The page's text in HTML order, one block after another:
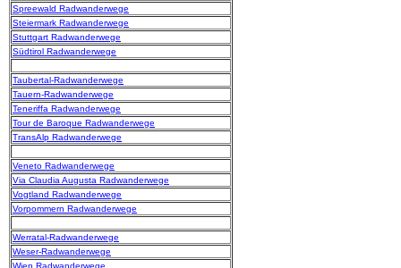
Spreewald Radwanderwege
Steiermark Radwanderwege
Stuttgart Radwanderwege
Südtirol Radwanderwege
Taubertal-Radwanderwege
Tauern-Radwanderwege
Teneriffa Radwanderwege
Tour de Baroque Radwanderwege
TransAlp Radwanderwege
Veneto Radwanderwege
Via Claudia Augusta Radwanderwege
Vogtland Radwanderwege
Vorpommern Radwanderwege
Werratal-Radwanderwege
Weser-Radwanderwege
Wien Radwanderwege